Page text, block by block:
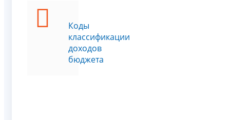
Коды
классификации
доходов
бюджета